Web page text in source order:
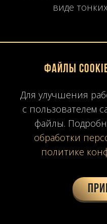
виде
Часто
облегчённая рама
Файлы
Для улучшения
с пользователем
файлы.
обработки
политике